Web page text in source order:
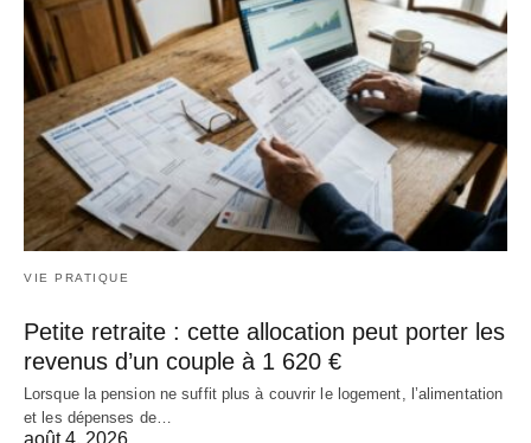
VIE PRATIQUE
Petite retraite : cette allocation peut porter les
revenus d’un couple à 1 620 €
Lorsque la pension ne suffit plus à couvrir le logement, l’alimentation
et les dépenses de…
août 4, 2026